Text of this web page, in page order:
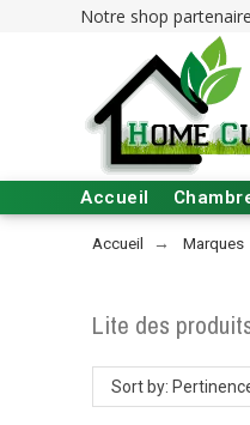
Notre shop
Accueil
Accueil Marques
Lite des
Sort by: